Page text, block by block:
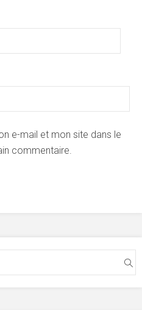
e-mail et mon site dans le
commentaire.